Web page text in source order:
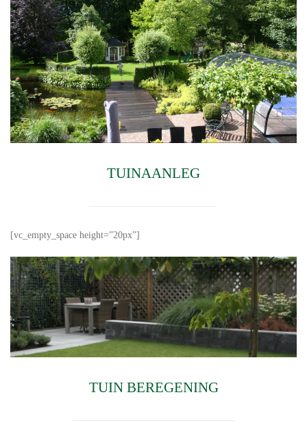
TUINAANLEG
[vc_empty_space height=”20px”]
TUIN BEREGENING